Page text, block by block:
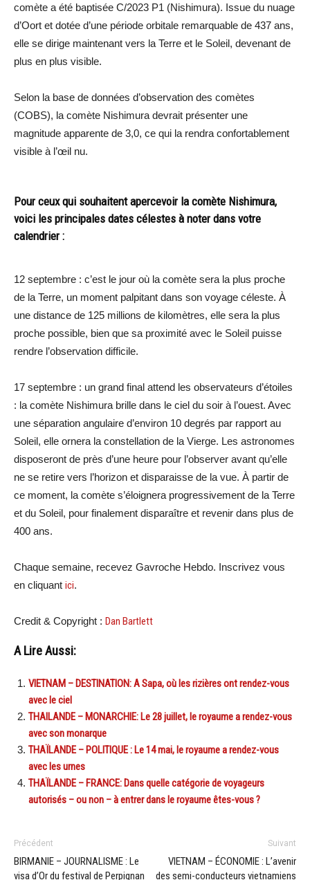
comète a été baptisée C/2023 P1 (Nishimura). Issue du nuage
d’Oort et dotée d’une période orbitale remarquable de 437 ans,
elle se dirige maintenant vers la Terre et le Soleil, devenant de
plus en plus visible.
Selon la base de données d’observation des comètes
(COBS), la comète Nishimura devrait présenter une
magnitude apparente de 3,0, ce qui la rendra confortablement
visible à l’œil nu.
Pour ceux qui souhaitent apercevoir la comète Nishimura,
voici les principales dates célestes à noter dans votre
calendrier :
12 septembre : c’est le jour où la comète sera la plus proche
de la Terre, un moment palpitant dans son voyage céleste. À
une distance de 125 millions de kilomètres, elle sera la plus
proche possible, bien que sa proximité avec le Soleil puisse
rendre l’observation difficile.
17 septembre : un grand final attend les observateurs d’étoiles
: la comète Nishimura brille dans le ciel du soir à l’ouest. Avec
une séparation angulaire d’environ 10 degrés par rapport au
Soleil, elle ornera la constellation de la Vierge. Les astronomes
disposeront de près d’une heure pour l’observer avant qu’elle
ne se retire vers l’horizon et disparaisse de la vue. À partir de
ce moment, la comète s’éloignera progressivement de la Terre
et du Soleil, pour finalement disparaître et revenir dans plus de
400 ans.
Chaque semaine, recevez Gavroche Hebdo. Inscrivez vous
en cliquant ici.
Credit & Copyright : Dan Bartlett
A Lire Aussi:
VIETNAM – DESTINATION: A Sapa, où les rizières ont rendez-vous
avec le ciel
THAILANDE – MONARCHIE: Le 28 juillet, le royaume a rendez-vous
avec son monarque
THAÏLANDE – POLITIQUE : Le 14 mai, le royaume a rendez-vous
avec les urnes
THAÏLANDE – FRANCE: Dans quelle catégorie de voyageurs
autorisés – ou non – à entrer dans le royaume êtes-vous ?
Précédent
BIRMANIE – JOURNALISME : Le
visa d’Or du festival de Perpignan
Suivant
VIETNAM – ÉCONOMIE : L’avenir
des semi-conducteurs vietnamiens